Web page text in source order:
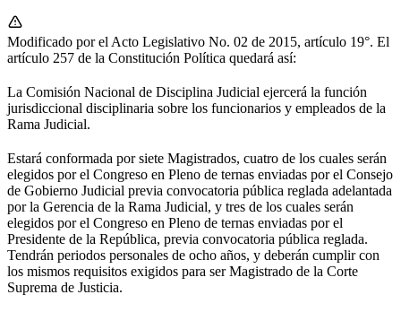
Modificado por el Acto Legislativo No. 02 de 2015, artículo 19°. El
artículo 257 de la Constitución Política quedará así:
La Comisión Nacional de Disciplina Judicial ejercerá la función
jurisdiccional disciplinaria sobre los funcionarios y empleados de la
Rama Judicial.
Estará conformada por siete Magistrados, cuatro de los cuales serán
elegidos por el Congreso en Pleno de ternas enviadas por el Consejo
de Gobierno Judicial previa convocatoria pública reglada adelantada
por la Gerencia de la Rama Judicial, y tres de los cuales serán
elegidos por el Congreso en Pleno de ternas enviadas por el
Presidente de la República, previa convocatoria pública reglada.
Tendrán periodos personales de ocho años, y deberán cumplir con
los mismos requisitos exigidos para ser Magistrado de la Corte
Suprema de Justicia.